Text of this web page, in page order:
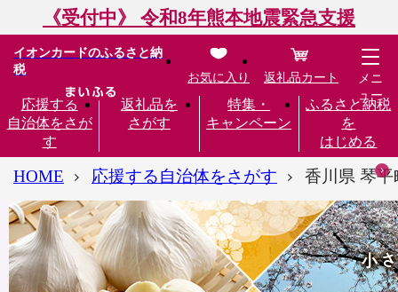
《受付中》 令和8年熊本地震緊急支援
イオンカードのふるさと納
税
応援する
自治体をさが
す
返礼品を
さがす
特集・
キャンペーン
ふるさと納税
を
はじめる
お気に入り 返礼品カート
メニ
ュー
HOME 応援する自治体をさがす 香川県 琴平